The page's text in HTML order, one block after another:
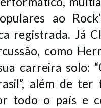
ao
registrada. Já
como
carreira solo:
além de
todo o país e